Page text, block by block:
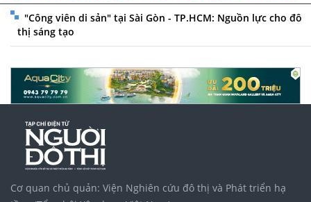
"Công viên di sản" tại Sài Gòn - TP.HCM: Nguồn lực cho đô
thị sáng tạo
Cơ quan chủ quản: Viện Nghiên cứu đô thị và Phát triển hạ